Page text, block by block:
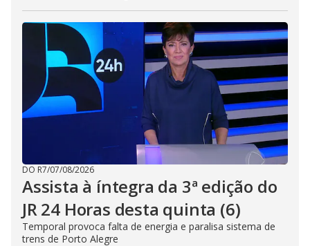
DO R7/07/08/2026
Assista à íntegra da 3ª edição do
JR 24 Horas desta quinta (6)
Temporal provoca falta de energia e paralisa sistema de
trens de Porto Alegre